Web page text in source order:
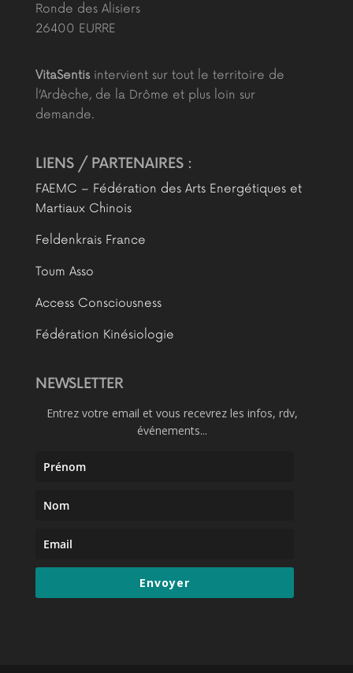
Ronde des Alisiers
26400 EURRE
VitaSentisintervient sur tout le territoire de
l’Ardèche, de la Drôme et plus loin sur
demande.
LIENS / PARTENAIRES :
FAEMC – Fédération des Arts Energétiques et
Martiaux Chinois
Feldenkrais France
Toum Asso
Access Consciousness
Fédération Kinésiologie
NEWSLETTER
Entrez votre email et vous recevrez les infos, rdv,
événements...
Envoyer